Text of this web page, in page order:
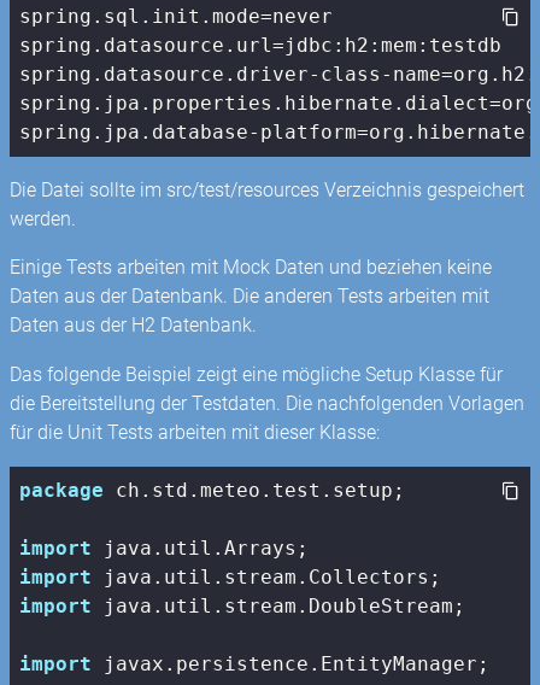
spring.sql.init.mode=never
spring.datasource.url=jdbc:h2:mem:testdb
spring.datasource.driver-class-
spring.jpa.database-
Die Datei sollte im src/test/resources Verzeichnis gespeichert
werden.
Einige Tests arbeiten mit Mock Daten und beziehen keine
Daten aus der Datenbank. Die anderen Tests arbeiten mit
Daten aus der H2 Datenbank.
Das folgende Beispiel zeigt eine mögliche Setup Klasse für
die Bereitstellung der Testdaten. Die nachfolgenden Vorlagen
für die Unit Tests arbeiten mit dieser Klasse:
package ch.std.meteo.test.setup;
import
import
import java.util.stream.DoubleStream;
import javax.persistence.EntityManager;